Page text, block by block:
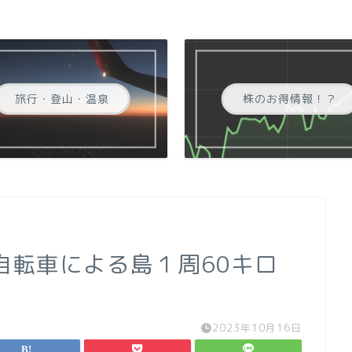
旅行・登山・温泉 株のお得情報！？
車による島１周60キロ
2023年10月16日